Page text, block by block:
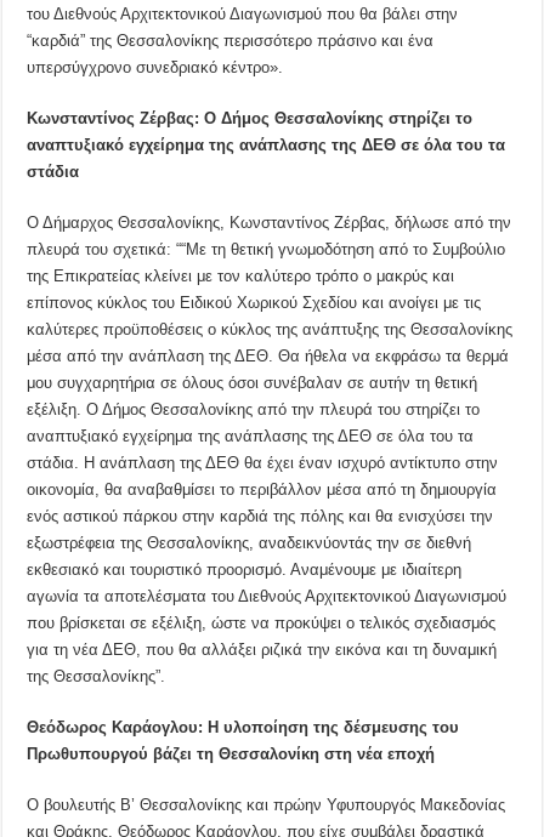
του Διεθνούς Αρχιτεκτονικού Διαγωνισμού που θα βάλει στην
“καρδιά” της Θεσσαλονίκης περισσότερο πράσινο και ένα
υπερσύγχρονο συνεδριακό κέντρο».
Κωνσταντίνος Ζέρβας: Ο Δήμος Θεσσαλονίκης στηρίζει το
αναπτυξιακό εγχείρημα της ανάπλασης της ΔΕΘ σε όλα του τα
στάδια
Ο Δήμαρχος Θεσσαλονίκης, Κωνσταντίνος Ζέρβας, δήλωσε από την
πλευρά του σχετικά: ““Με τη θετική γνωμοδότηση από το Συμβούλιο
της Επικρατείας κλείνει με τον καλύτερο τρόπο ο μακρύς και
επίπονος κύκλος του Ειδικού Χωρικού Σχεδίου και ανοίγει με τις
καλύτερες προϋποθέσεις o κύκλος της ανάπτυξης της Θεσσαλονίκης
μέσα από την ανάπλαση της ΔΕΘ. Θα ήθελα να εκφράσω τα θερμά
μου συγχαρητήρια σε όλους όσοι συνέβαλαν σε αυτήν τη θετική
εξέλιξη. Ο Δήμος Θεσσαλονίκης από την πλευρά του στηρίζει το
αναπτυξιακό εγχείρημα της ανάπλασης της ΔΕΘ σε όλα του τα
στάδια. Η ανάπλαση της ΔΕΘ θα έχει έναν ισχυρό αντίκτυπο στην
οικονομία, θα αναβαθμίσει το περιβάλλον μέσα από τη δημιουργία
ενός αστικού πάρκου στην καρδιά της πόλης και θα ενισχύσει την
εξωστρέφεια της Θεσσαλονίκης, αναδεικνύοντάς την σε διεθνή
εκθεσιακό και τουριστικό προορισμό. Αναμένουμε με ιδιαίτερη
αγωνία τα αποτελέσματα του Διεθνούς Αρχιτεκτονικού Διαγωνισμού
που βρίσκεται σε εξέλιξη, ώστε να προκύψει ο τελικός σχεδιασμός
για τη νέα ΔΕΘ, που θα αλλάξει ριζικά την εικόνα και τη δυναμική
της Θεσσαλονίκης”.
Θεόδωρος Καράογλου: Η υλοποίηση της δέσμευσης του
Πρωθυπουργού βάζει τη Θεσσαλονίκη στη νέα εποχή
Ο βουλευτής Β’ Θεσσαλονίκης και πρώην Υφυπουργός Μακεδονίας
και Θράκης, Θεόδωρος Καράογλου, που είχε συμβάλει δραστικά